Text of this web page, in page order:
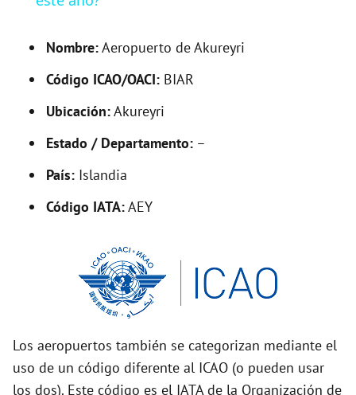
Nombre:Aeropuerto de Akureyri
Código ICAO/OACI: BIAR
Ubicación:Akureyri
Estado / Departamento: –
País: Islandia
Código IATA:AEY
Los aeropuertos también se categorizan mediante el
uso de un código diferente al ICAO (o pueden usar
los dos). Este código es el IATA de la Organización de